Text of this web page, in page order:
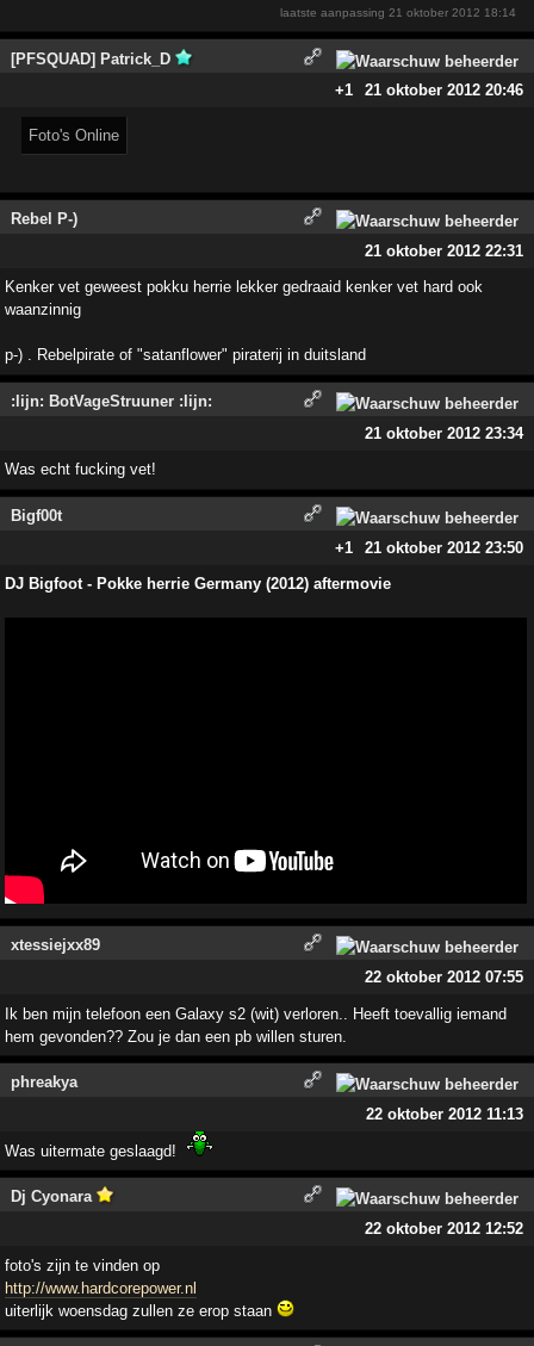
laatste aanpassing21 oktober 2012 18:14
[PFSQUAD] Patrick_D
+1
21 oktober 2012 20:46
Foto's Online
Rebel P-)
21 oktober 2012 22:31
Kenker vet geweest pokku herrie lekker gedraaid kenker vet hard ook
waanzinnig
p-) . Rebelpirate of "satanflower" piraterij in duitsland
:lijn: BotVageStruuner :lijn:
21 oktober 2012 23:34
Was echt fucking vet!
Bigf00t
+1
21 oktober 2012 23:50
DJ Bigfoot - Pokke herrie Germany (2012) aftermovie
xtessiejxx89
22 oktober 2012 07:55
Ik ben mijn telefoon een Galaxy s2 (wit) verloren.. Heeft toevallig iemand
hem gevonden?? Zou je dan een pb willen sturen.
phreakya
22 oktober 2012 11:13
Was uitermate geslaagd!
Dj Cyonara
22 oktober 2012 12:52
foto's zijn te vinden op
http://www.hardcorepower.nl
uiterlijk woensdag zullen ze erop staan